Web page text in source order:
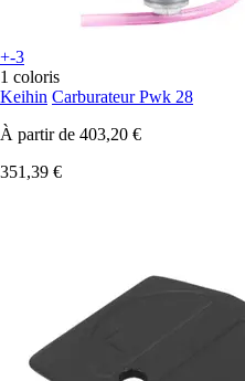
+-3
1 coloris
Keihin Carburateur Pwk 28
À partir de 403,20 €
351,39 €